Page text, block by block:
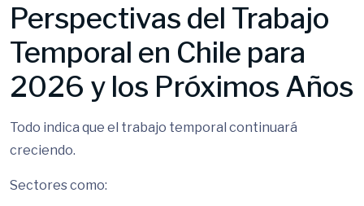
Perspectivas del Trabajo
Temporal en Chile para
2026 y los Próximos Años
Todo indica que el trabajo temporal continuará
creciendo.
Sectores como: